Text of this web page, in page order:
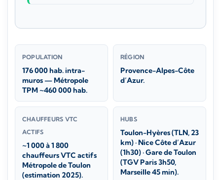
POPULATION
176 000 hab. intra-
muros — Métropole
TPM ~460 000 hab.
RÉGION
Provence-Alpes-Côte
d’Azur.
CHAUFFEURS VTC
ACTIFS
~1 000 à 1 800
chauffeurs VTC actifs
Métropole de Toulon
(estimation 2025).
HUBS
Toulon-Hyères (TLN, 23
km) · Nice Côte d’Azur
(1h30) · Gare de Toulon
(TGV Paris 3h50,
Marseille 45 min).